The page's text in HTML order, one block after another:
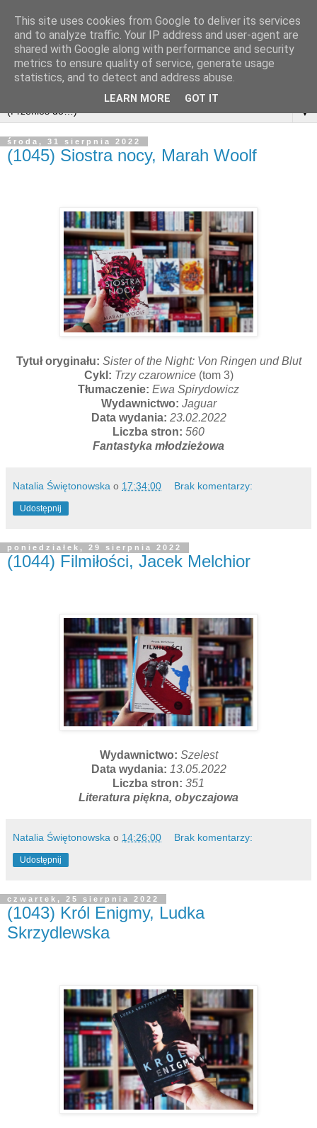
▼
środa, 31 sierpnia 2022
(1045) Siostra nocy, Marah Woolf
Tytuł oryginału: Sister of the Night: Von Ringen und Blut
Cykl: Trzy czarownice (tom 3)
Tłumaczenie: Ewa Spirydowicz
Wydawnictwo: Jaguar
Data wydania: 23.02.2022
Liczba stron: 560
Fantastyka młodzieżowa
Natalia Świętonowska o 17:34:00 Brak komentarzy:
Udostępnij
poniedziałek, 29 sierpnia 2022
(1044) Filmiłości, Jacek Melchior
Wydawnictwo: Szelest
Data wydania: 13.05.2022
Liczba stron: 351
Literatura piękna, obyczajowa
Natalia Świętonowska o 14:26:00 Brak komentarzy:
Udostępnij
czwartek, 25 sierpnia 2022
(1043) Król Enigmy, Ludka
Skrzydlewska
This site uses cookies from Google to deliver its services
and to analyze traffic. Your IP address and user-agent are
shared with Google along with performance and security
metrics to ensure quality of service, generate usage
statistics, and to detect and address abuse.
LEARN MORE GOT IT